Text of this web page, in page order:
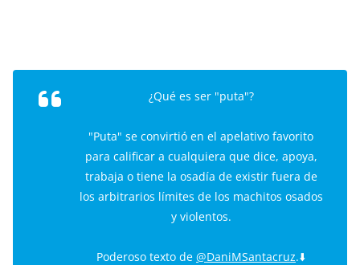
¿Qué es ser "puta"?
"Puta" se convirtió en el apelativo favorito
para calificar a cualquiera que dice, apoya,
trabaja o tiene la osadía de existir fuera de
los arbitrarios límites de los machitos osados
y violentos.
Poderoso texto de @DaniMSantacruz.⬇️